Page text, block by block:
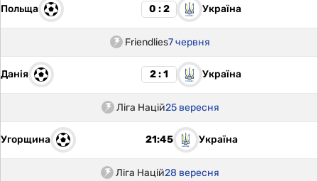
Польща 0 : 2 Україна
Friendlies7 червня
Данія 2 : 1 Україна
Ліга Націй25 вересня
Угорщина 21:45 Україна
Ліга Націй28 вересня